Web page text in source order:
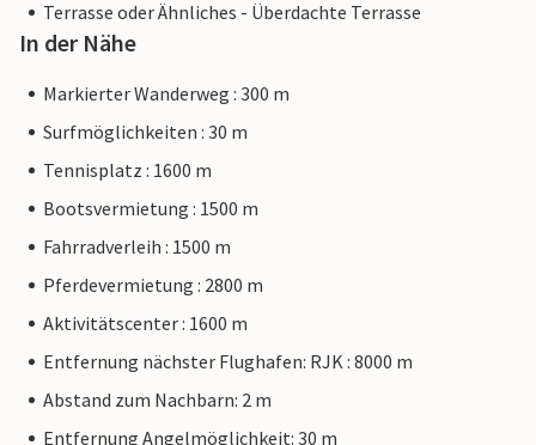
Terrasse oder Ähnliches - Überdachte Terrasse
In der Nähe
Markierter Wanderweg : 300 m
Surfmöglichkeiten : 30 m
Tennisplatz : 1600 m
Bootsvermietung : 1500 m
Fahrradverleih : 1500 m
Pferdevermietung : 2800 m
Aktivitätscenter : 1600 m
Entfernung nächster Flughafen: RJK : 8000 m
Abstand zum Nachbarn: 2 m
Entfernung Angelmöglichkeit: 30 m